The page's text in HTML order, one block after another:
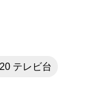
テレビ台